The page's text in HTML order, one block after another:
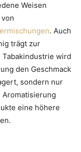
Weisen
. Auch
trägt zur
wird
den Geschmack
sondern nur
eine höhere